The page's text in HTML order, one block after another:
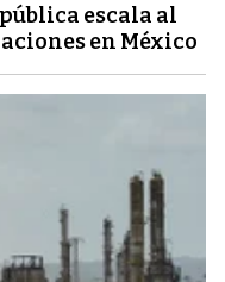
escala al
en México